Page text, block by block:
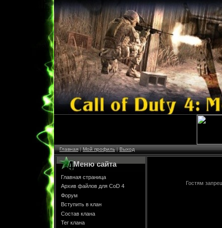
Главная|Мой профиль|Выход
Меню сайта
Главная страница
Архив файлов для CoD 4
Форум
Вступить в клан
Состав клана
Тег клана
Гостям